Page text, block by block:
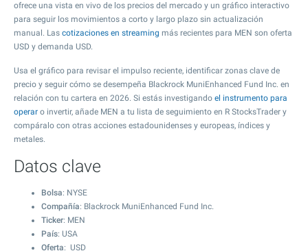
ofrece una vista en vivo de los precios del mercado y un gráfico interactivo
para seguir los movimientos a corto y largo plazo sin actualización
manual. Las cotizaciones en streaming más recientes para MEN son oferta
USD y demanda USD.
Usa el gráfico para revisar el impulso reciente, identificar zonas clave de
precio y seguir cómo se desempeña Blackrock MuniEnhanced Fund Inc. en
relación con tu cartera en 2026. Si estás investigando el instrumento para
operar o invertir, añade MEN a tu lista de seguimiento en R StocksTrader y
compáralo con otras acciones estadounidenses y europeas, índices y
metales.
Datos clave
Bolsa: NYSE
Compañía: Blackrock MuniEnhanced Fund Inc.
Ticker: MEN
País: USA
Oferta: USD